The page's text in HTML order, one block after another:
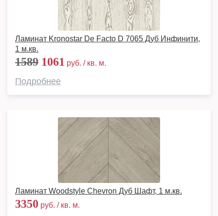
Ламинат Kronostar De Facto D 7065 Дуб Инфинити,
1 м.кв.
1589 1061 руб. / кв. м.
Подробнее
Ламинат Woodstyle Chevron Дуб Шафт, 1 м.кв.
3350 руб. / кв. м.